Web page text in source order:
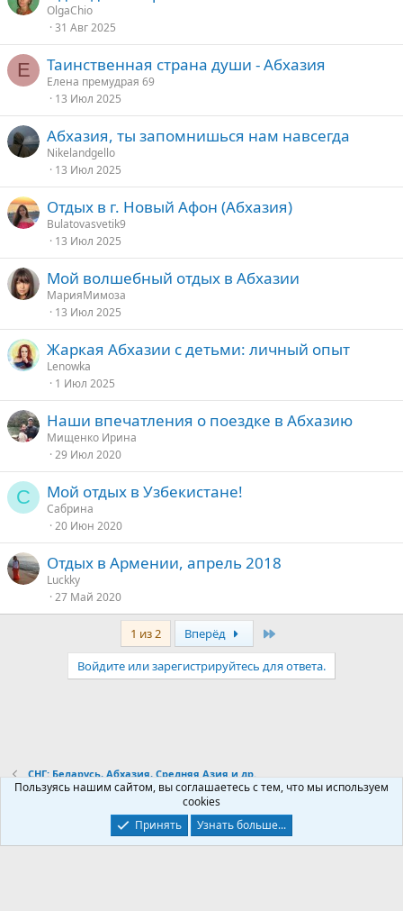
OlgaChio
31 Авг 2025
Е Таинственная страна души - Абхазия
Елена премудрая 69
13 Июл 2025
Абхазия, ты запомнишься нам навсегда
Nikelandgello
13 Июл 2025
Отдых в г. Новый Афон (Абхазия)
Bulatovasvetik9
13 Июл 2025
Мой волшебный отдых в Абхазии
МарияМимоза
13 Июл 2025
Жаркая Абхазии с детьми: личный опыт
Lenowka
1 Июл 2025
Наши впечатления о поездке в Абхазию
Мищенко Ирина
29 Июл 2020
С Мой отдых в Узбекистане!
Сабрина
20 Июн 2020
Отдых в Армении, апрель 2018
Luckky
27 Май 2020
1 из 2 Вперёд
Войдите или зарегистрируйтесь для ответа.
СНГ: Беларусь, Абхазия, Средняя Азия и др.
Условия и правила
Политика конфиденциальности
Главная
R
Пользуясь нашим сайтом, вы соглашаетесь с тем, что мы используем
cookies
Принять
Узнать больше...